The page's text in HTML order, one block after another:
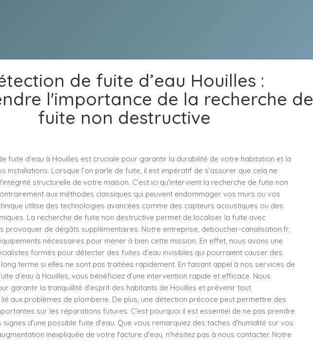
de fuite d’eau Houilles :
l'importance de la recherche de
fuite non destructive
fuite d’eau à Houilles est cruciale pour garantir la durabilité de votre habitation et la
installations. Lorsque l’on parle de fuite, il est impératif de s'assurer que cela ne
structurelle de votre maison. C'est ici qu'intervient la recherche de fuite non
aux méthodes classiques qui peuvent endommager vos murs ou vos
utilise des technologies avancées comme des capteurs acoustiques ou des
La recherche de fuite non destructive permet de localiser la fuite avec
provoquer de dégâts supplémentaires. Notre entreprise, deboucher-canalisation.fr,
nécessaires pour mener à bien cette mission. En effet, nous avons une
formés pour détecter des fuites d’eau invisibles qui pourraient causer des
terme si elles ne sont pas traitées rapidement. En faisant appel à nos services de
d’eau à Houilles, vous bénéficiez d’une intervention rapide et efficace. Nous
garantir la tranquillité d'esprit des habitants de Houilles et prévenir tout
aux problèmes de plomberie. De plus, une détection précoce peut permettre des
sur les réparations futures. C'est pourquoi il est essentiel de ne pas prendre
d'une possible fuite d’eau. Que vous remarquiez des taches d’humidité sur vos
inexpliquée de votre facture d'eau, n'hésitez pas à nous contacter. Notre